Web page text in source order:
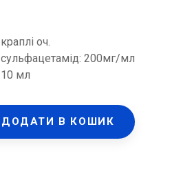
краплі оч.
сульфацетамід: 200мг/мл
10 мл
ДОДАТИ В КОШИК